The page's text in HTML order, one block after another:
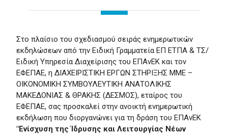
Στο πλαίσιο του σχεδιασμού σειράς ενημερωτικών
εκδηλώσεων από την Ειδική Γραμματεία ΕΠ ΕΤΠΑ & ΤΣ/
Ειδική Υπηρεσία Διαχείρισης του ΕΠΑνΕΚ και τον
ΕΦΕΠΑΕ, η ΔΙΑΧΕΙΡΙΣΤΙΚΗ ΕΡΓΩΝ ΣΤΗΡΙΞΗΣ ΜΜΕ –
ΟΙΚΟΝΟΜΙΚΗ ΣΥΜΒΟΥΛΕΥΤΙΚΗ ΑΝΑΤΟΛΙΚΗΣ
ΜΑΚΕΔΟΝΙΑΣ & ΘΡΑΚΗΣ (ΔΕΣΜΟΣ), εταίρος του
ΕΦΕΠΑΕ, σας προσκαλεί στην ανοικτή ενημερωτική
εκδήλωση που διοργανώνει για τη δράση του ΕΠΑνΕΚ
"Ενίσχυση της Ίδρυσης και Λειτουργίας Νέων